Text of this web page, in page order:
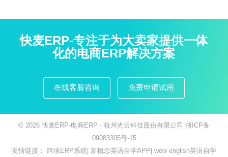
快麦ERP-专注于为大卖家提供一体
化的电商ERP解决方案
在线客服咨询 免费申请试用
© 2026 快麦ERP-电商ERP - 杭州光云科技股份有限公司 浙ICP备
09083305号-15
友情链接： 跨境ERP系统 新概念英语自学APP wow english英语自学